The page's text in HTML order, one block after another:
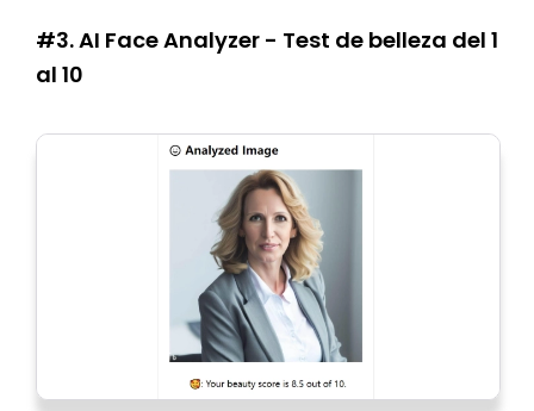
#3. AI Face Analyzer - Test de belleza del 1
al 10